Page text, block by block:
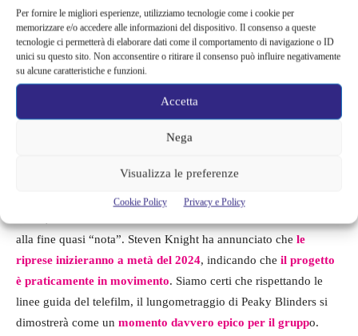
Per fornire le migliori esperienze, utilizziamo tecnologie come i cookie per
memorizzare e/o accedere alle informazioni del dispositivo. Il consenso a queste
tecnologie ci permetterà di elaborare dati come il comportamento di navigazione o ID
unici su questo sito. Non acconsentire o ritirare il consenso può influire negativamente
su alcune caratteristiche e funzioni.
Accetta
Nega
Visualizza le preferenze
Cookie Policy Privacy e Policy
La Data di Uscita e le
Anticipazioni sulle Riprese
alla fine quasi “nota”. Steven Knight ha annunciato che le
riprese inizieranno a metà del 2024, indicando che il progetto
è praticamente in movimento. Siamo certi che rispettando le
linee guida del telefilm, il lungometraggio di Peaky Blinders si
dimostrerà come un momento davvero epico per il gruppo.